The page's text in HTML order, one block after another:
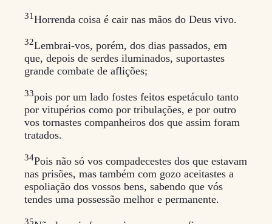
31Horrenda coisa é cair nas mãos do Deus vivo.
32Lembrai-vos, porém, dos dias passados, em
que, depois de serdes iluminados, suportastes
grande combate de aflições;
33pois por um lado fostes feitos espetáculo tanto
por vitupérios como por tribulações, e por outro
vos tornastes companheiros dos que assim foram
tratados.
34Pois não só vos compadecestes dos que estavam
nas prisões, mas também com gozo aceitastes a
espoliação dos vossos bens, sabendo que vós
tendes uma possessão melhor e permanente.
35